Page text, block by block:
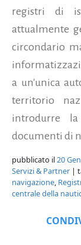
registri di
attualmente
circondario
a un'unica
territorio
introdurre
documenti di
pubblicato il20
Servizi & Partner |
navigazione,
centrale della